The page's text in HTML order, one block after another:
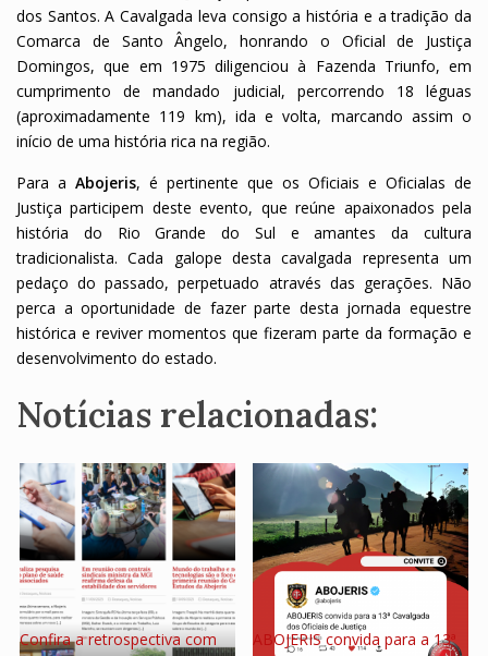
dos Santos. A Cavalgada leva consigo a história e a tradição da
Comarca de Santo Ângelo, honrando o Oficial de Justiça
Domingos, que em 1975 diligenciou à Fazenda Triunfo, em
cumprimento de mandado judicial, percorrendo 18 léguas
(aproximadamente 119 km), ida e volta, marcando assim o
início de uma história rica na região.
Para a Abojeris, é pertinente que os Oficiais e Oficialas de
Justiça participem deste evento, que reúne apaixonados pela
história do Rio Grande do Sul e amantes da cultura
tradicionalista. Cada galope desta cavalgada representa um
pedaço do passado, perpetuado através das gerações. Não
perca a oportunidade de fazer parte desta jornada equestre
histórica e reviver momentos que fizeram parte da formação e
desenvolvimento do estado.
Notícias relacionadas:
Confira a retrospectiva com
ABOJERIS convida para a 13ª